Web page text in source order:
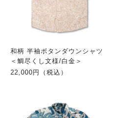
和柄 半袖ボタンダウンシャツ
＜鯛尽くし文様/白金＞
22,000円（税込）